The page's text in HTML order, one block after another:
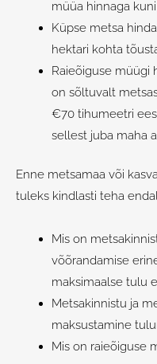
müüa hinnaga
Küpse metsa
hektari kohta
Raieõiguse müügi
on sõltuvalt
€70 tihumeetri
sellest juba maha
Enne metsamaa või
tuleks kindlasti teha
Mis on
võõrandamise
maksimaalse tulu
Metsakinnistu ja
maksustamine
Mis on raieõiguse